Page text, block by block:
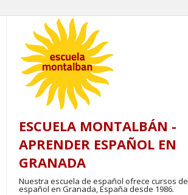
content
ESCUELA MONTALBÁN -
APRENDER ESPAÑOL EN
GRANADA
Nuestra escuela de español ofrece cursos de
español en Granada, España desde 1986.